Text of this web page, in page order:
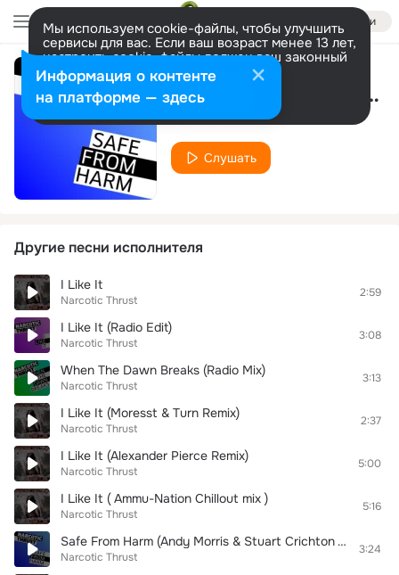
Войти
Мы используем cookie-файлы, чтобы улучшить
сервисы для вас. Если ваш возраст менее 13 лет,
настроить cookie-файлы должен ваш законный
представитель. Больше информации
Разрешить все Настроить Safe From Harm (Peter Rauhofer Remix)
Narcotic Thrust
Слушать
Другие песни исполнителя
I Like It
Narcotic Thrust
2:59
I Like It (Radio Edit)
Narcotic Thrust
3:08
When The Dawn Breaks (Radio Mix)
Narcotic Thrust
3:13
I Like It (Moresst & Turn Remix)
Narcotic Thrust
2:37
I Like It (Alexander Pierce Remix)
Narcotic Thrust
5:00
I Like It ( Ammu-Nation Chillout mix )
Narcotic Thrust
5:16
Safe From Harm (Andy Morris & Stuart Crichton Vocal Mix - Radio Edit)
Narcotic Thrust
3:24
Информация о контенте
на платформе — здесь